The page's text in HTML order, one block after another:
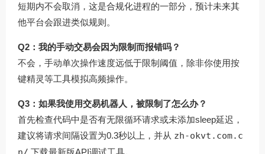
短期内不会取消，这是合规化进程的一部分，预计未来其
他平台会跟进类似规则。
Q2：我的手动交易会因为限制而报错吗？
不会，手动单次操作速度远低于限制阈值，除非你使用按
键精灵等工具模拟高频操作。
Q3：如果我使用交易机器人，被限制了怎么办？
首先检查代码中是否有无限循环请求或未添加sleep延迟，
建议将请求间隔设置为0.3秒以上，并从 zh-okvt.com.c